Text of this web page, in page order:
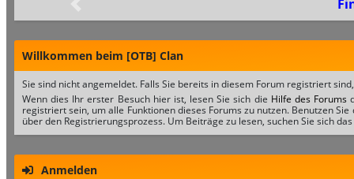
Willkommen beim [OTB] Clan
Sie sind nicht angemeldet. Falls Sie bereits in diesem Forum registriert
Wenn dies Ihr erster Besuch hier ist, lesen Sie sich die Hilfe des Forums
registriert sein, um alle Funktionen dieses Forums zu nutzen. Benutzen
über den Registrierungsprozess. Um Beiträge zu lesen, suchen Sie sich
Anmelden